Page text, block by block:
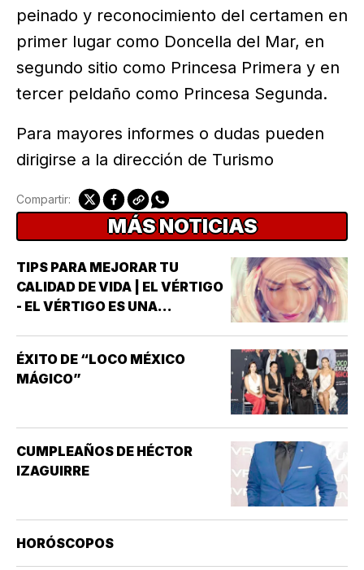
peinado y reconocimiento del certamen en
primer lugar como Doncella del Mar, en
segundo sitio como Princesa Primera y en
tercer peldaño como Princesa Segunda.
Para mayores informes o dudas pueden
dirigirse a la dirección de Turismo
Compartir:
MÁS NOTICIAS
TIPS PARA MEJORAR TU
CALIDAD DE VIDA | EL VÉRTIGO
- EL VÉRTIGO ES UNA
MISMO O EL ENTORNO ESTÁN
GIRANDO O MOVIÉNDOSE *NO
GENERAL, QUE PUEDE INCLUIR
SENSACIONES DE
ATURDIMIENTO…
ÉXITO DE “LOCO MÉXICO
MÁGICO”
CUMPLEAÑOS DE HÉCTOR
IZAGUIRRE
HORÓSCOPOS